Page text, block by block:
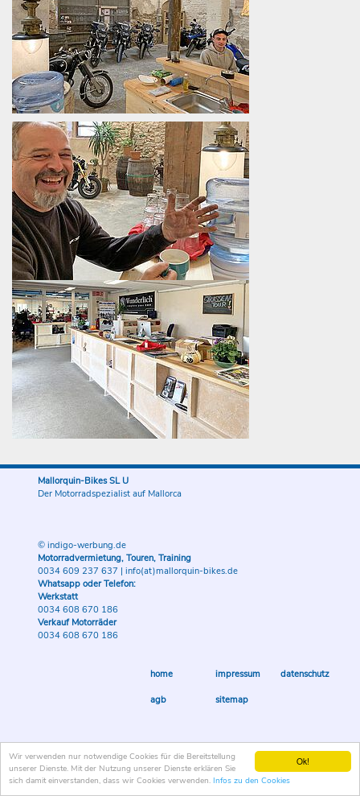
Ok!
Wir verwenden nur notwendige Cookies für die Bereitstellung
unserer Dienste. Mit der Nutzung unserer Dienste erklären Sie
sich damit einverstanden, dass wir Cookies verwenden. Infos zu den Cookies
Mallorquin-Bikes SL U
Der Motorradspezialist auf Mallorca
© indigo-werbung.de
Motorradvermietung, Touren, Training
0034 609 237 637 | info(at)mallorquin-bikes.de
Whatsapp oder Telefon:
Werkstatt
0034 608 670 186
Verkauf Motorräder
0034 608 670 186
home impressum datenschutz
agb sitemap